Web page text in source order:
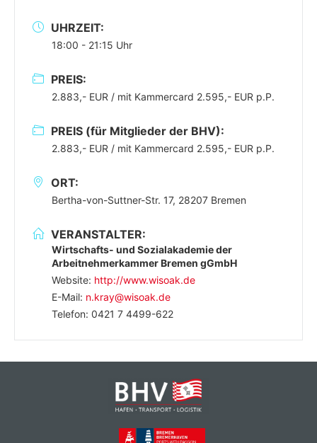
UHRZEIT:
18:00 - 21:15 Uhr
PREIS:
2.883,- EUR / mit Kammercard 2.595,- EUR p.P.
PREIS (für Mitglieder der BHV):
2.883,- EUR / mit Kammercard 2.595,- EUR p.P.
ORT:
Bertha-von-Suttner-Str. 17, 28207 Bremen
VERANSTALTER:
Wirtschafts- und Sozialakademie der
Arbeitnehmerkammer Bremen gGmbH
Website: http://www.wisoak.de
E-Mail: n.kray@wisoak.de
Telefon: 0421 7 4499-622